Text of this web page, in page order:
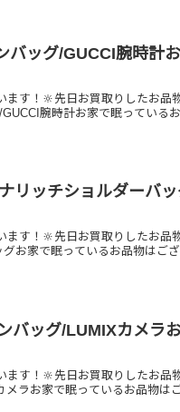
バッグ/GUCCI腕時計
ます！🔆先日お買取りしたお品
腕時計お家で眠っている
リッチショルダーバ
ます！🔆先日お買取りしたお品
お家で眠っているお品物はご
バッグ/LUMIXカメラ
ます！🔆先日お買取りしたお品
ラお家で眠っているお品物は